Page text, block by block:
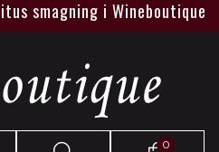
i Wineboutique
0